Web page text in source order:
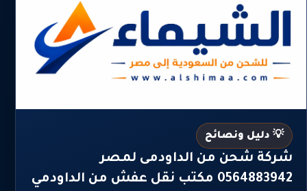
💡 دليل ونصائح
شركة شحن من الداودمى لمصر
0564883942 مكتب نقل عفش من الداودمي